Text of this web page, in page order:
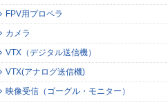
FPV用プロペラ
カメラ
VTX（デジタル送信機）
VTX(アナログ送信機)
映像受信（ゴーグル・モニター）